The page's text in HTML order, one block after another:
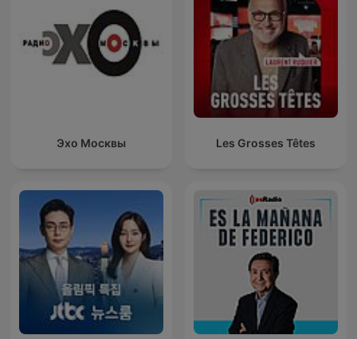
Эхо Москвы Les Grosses Têtes